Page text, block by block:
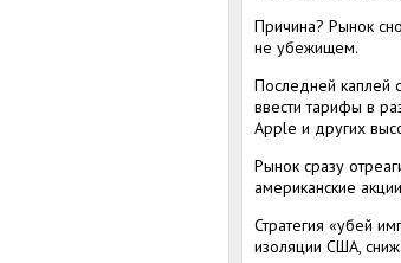
Причина? Рынок
не убежищем.
Последней каплей
ввести тарифы в
Apple и других
Рынок сразу
американские
Стратегия «убей
изоляции США,